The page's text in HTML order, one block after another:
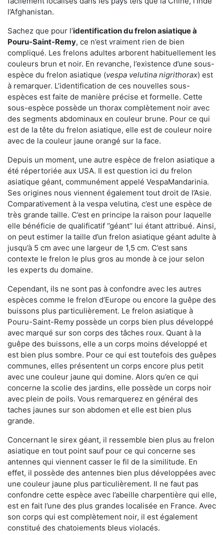
l’Afghanistan.
Sachez que pour l’identification du frelon asiatiqueà
Pouru-Saint-Remy, ce n’est vraiment rien de bien
compliqué. Les frelons adultes arborent habituellement les
couleurs brun et noir. En revanche, l’existence d’une sous-
espèce du frelon asiatique (vespa velutina nigrithorax) est
à remarquer. L’identification de ces nouvelles sous-
espèces est faite de manière précise et formelle. Cette
sous-espèce possède un thorax complètement noir avec
des segments abdominaux en couleur brune. Pour ce qui
est de la tête du frelon asiatique, elle est de couleur noire
avec de la couleur jaune orangé sur la face.
Depuis un moment, une autre espèce de frelon asiatique a
été répertoriée aux USA. Il est question ici du frelon
asiatique géant, communément appelé VespaMandarinia.
Ses origines nous viennent également tout droit de l’Asie.
Comparativement à la vespa velutina, c’est une espèce de
très grande taille. C’est en principe la raison pour laquelle
elle bénéficie de qualificatif ‘’géant’’ lui étant attribué. Ainsi,
on peut estimer la taille d’un frelon asiatique géant adulte à
jusqu’à 5 cm avec une largeur de 1,5 cm. C’est sans
contexte le frelon le plus gros au monde à ce jour selon
les experts du domaine.
Cependant, ils ne sont pas à confondre avec les autres
espèces comme le frelon d’Europe ou encore la guêpe des
buissons plus particulièrement. Le frelon asiatique à
Pouru-Saint-Remy possède un corps bien plus développé
avec marqué sur son corps des tâches roux. Quant à la
guêpe des buissons, elle a un corps moins développé et
est bien plus sombre. Pour ce qui est toutefois des guêpes
communes, elles présentent un corps encore plus petit
avec une couleur jaune qui domine. Alors qu’en ce qui
concerne la scolie des jardins, elle possède un corps noir
avec plein de poils. Vous remarquerez en général des
taches jaunes sur son abdomen et elle est bien plus
grande.
Concernant le sirex géant, il ressemble bien plus au frelon
asiatique en tout point sauf pour ce qui concerne ses
antennes qui viennent casser le fil de la similitude. En
effet, il possède des antennes bien plus développées avec
une couleur jaune plus particulièrement. Il ne faut pas
confondre cette espèce avec l’abeille charpentière qui elle,
est en fait l’une des plus grandes localisée en France. Avec
son corps qui est complètement noir, il est également
constitué des chatoiements bleus violacés.